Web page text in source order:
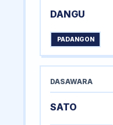
DANGU
PADANGON
DASAWARA
SATO